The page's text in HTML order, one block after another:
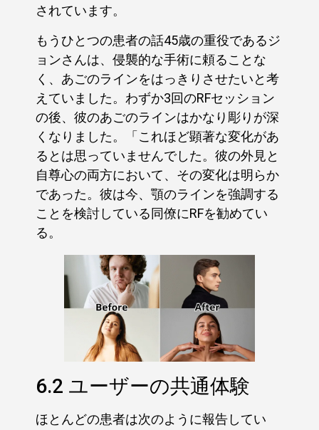
されています。
もうひとつの患者の話45歳の重役であるジ
ョンさんは、侵襲的な手術に頼ることな
く、あごのラインをはっきりさせたいと考
えていました。わずか3回のRFセッション
の後、彼のあごのラインはかなり彫りが深
くなりました。「これほど顕著な変化があ
るとは思っていませんでした。彼の外見と
自尊心の両方において、その変化は明らか
であった。彼は今、顎のラインを強調する
ことを検討している同僚にRFを勧めてい
る。
6.2 ユーザーの共通体験
ほとんどの患者は次のように報告してい